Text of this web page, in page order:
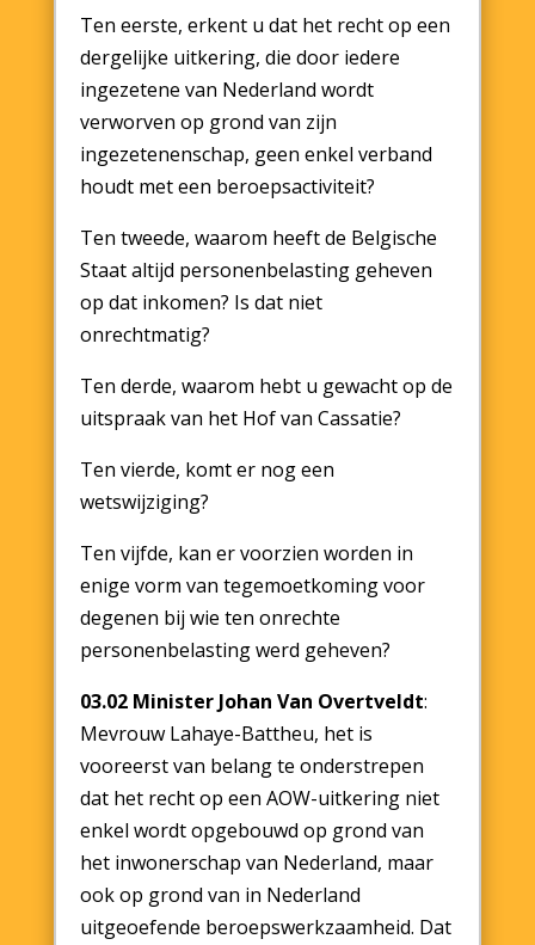
Ten eerste, erkent u dat het recht op een
dergelijke uitkering, die door iedere
ingezetene van Nederland wordt
verworven op grond van zijn
ingezetenenschap, geen enkel verband
houdt met een beroepsactiviteit?
Ten tweede, waarom heeft de Belgische
Staat altijd personenbelasting geheven
op dat inkomen? Is dat niet
onrechtmatig?
Ten derde, waarom hebt u gewacht op de
uitspraak van het Hof van Cassatie?
Ten vierde, komt er nog een
wetswijziging?
Ten vijfde, kan er voorzien worden in
enige vorm van tegemoetkoming voor
degenen bij wie ten onrechte
personenbelasting werd geheven?
03.02 Minister Johan Van Overtveldt:
Mevrouw Lahaye-Battheu, het is
vooreerst van belang te onderstrepen
dat het recht op een AOW-uitkering niet
enkel wordt opgebouwd op grond van
het inwonerschap van Nederland, maar
ook op grond van in Nederland
uitgeoefende beroepswerkzaamheid. Dat